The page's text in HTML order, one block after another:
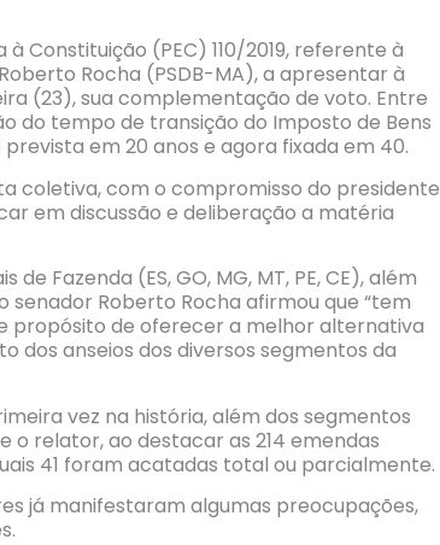
Constituição (PEC) 110/2019, referente à
Rocha (PSDB-MA), a apresentar à
(23), sua complementação de voto. Entre
do tempo de transição do Imposto de Bens
em 20 anos e agora fixada em 40.
coletiva, com o compromisso do presidente
em discussão e deliberação a matéria
Fazenda (ES, GO, MG, MT, PE, CE), além
Roberto Rocha afirmou que “tem
propósito de oferecer a melhor alternativa
dos anseios dos diversos segmentos da
vez na história, além dos segmentos
o relator, ao destacar as 214 emendas
41 foram acatadas total ou parcialmente.
já manifestaram algumas preocupações,